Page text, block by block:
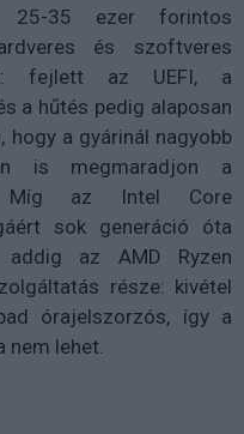
25-35 ezer forintos
és szoftveres
fejlett az UEFI, a
a hűtés pedig alaposan
hogy a gyárinál nagyobb
is megmaradjon a
Míg az Intel Core
sok generáció óta
az AMD Ryzen
része: kivétel
órajelszorzós, így a
lehet.